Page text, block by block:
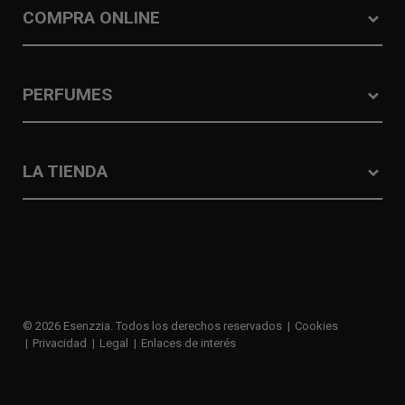
COMPRA ONLINE
PERFUMES
LA TIENDA
© 2026 Esenzzia. Todos los derechos reservados
Cookies
Privacidad
Legal Enlaces de interés